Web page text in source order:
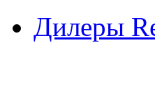
Дилеры